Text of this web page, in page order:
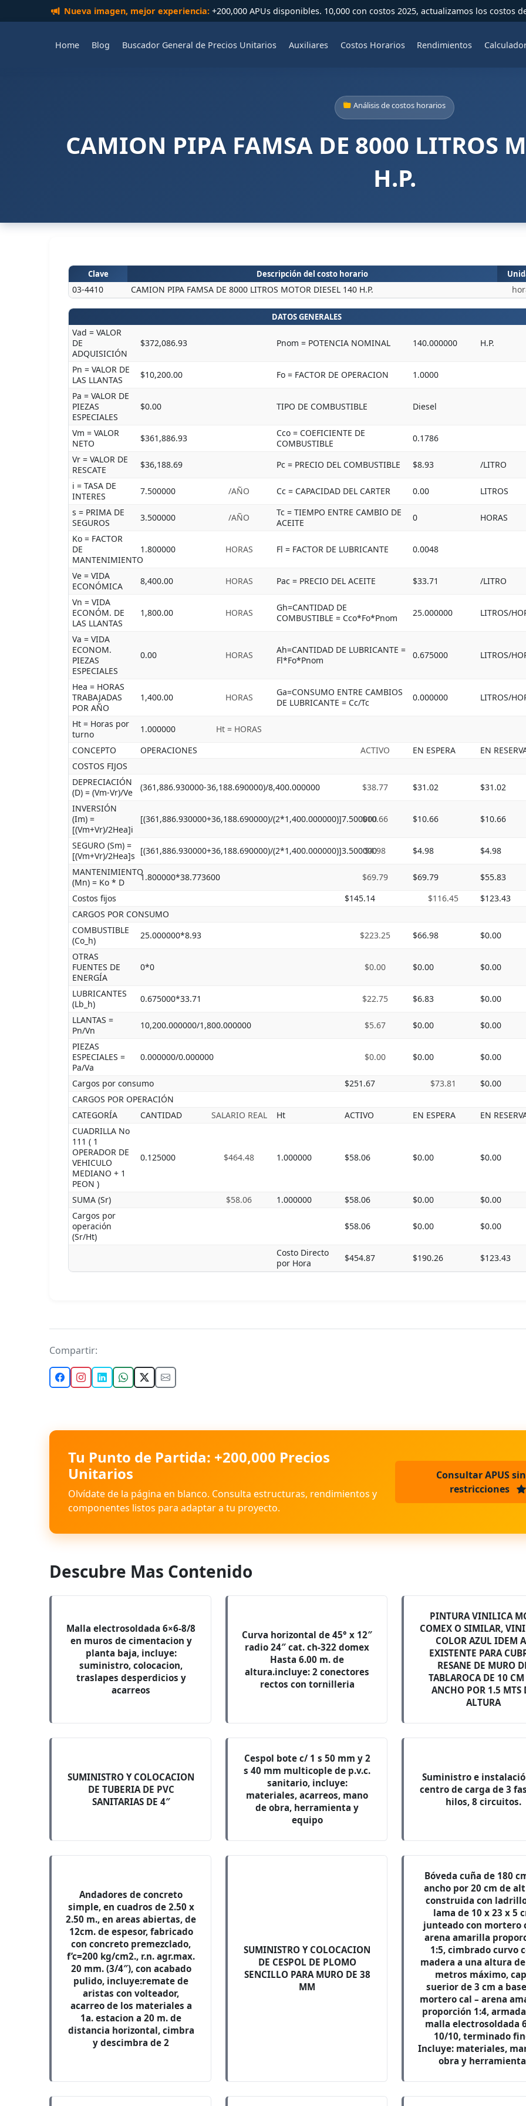
Nueva imagen, mejor experiencia:+200,000 APUs disponibles. 10,000 con costos 2025, actualizamos los costos
Home Blog Buscador General de Precios Unitarios Auxiliares Costos Horarios Rendimientos
Análisis de costos horarios
CAMION PIPA FAMSA DE 8000 LITROS
H.P.
Clave Descripción del costo horario
03-4410 CAMION PIPA FAMSA DE 8000 LITROS MOTOR DIESEL 140 H.P.
DATOS GENERALES
Vad = VALOR
DE
ADQUISICIÓN
$372,086.93 Pnom = POTENCIA NOMINAL 140.000000 H.P.
Pn = VALOR DE
LAS LLANTAS
$10,200.00 Fo = FACTOR DE OPERACION
1.0000
Pa = VALOR DE
PIEZAS
ESPECIALES
$0.00 TIPO DE COMBUSTIBLE Diesel
Vm = VALOR
NETO
$361,886.93
Cco = COEFICIENTE DE
COMBUSTIBLE
0.1786
Vr = VALOR DE
RESCATE
$36,188.69 Pc = PRECIO DEL COMBUSTIBLE $8.93
/LITRO
i = TASA DE
INTERES
7.500000 /AÑO Cc = CAPACIDAD DEL CARTER 0.00
LITROS
s = PRIMA DE
SEGUROS
3.500000 /AÑO
Tc = TIEMPO ENTRE CAMBIO DE
ACEITE
0
HORAS
Ko = FACTOR
DE
MANTENIMIENTO
1.800000 HORAS Fl = FACTOR DE LUBRICANTE 0.0048
Ve = VIDA
ECONÓMICA
8,400.00 HORAS Pac = PRECIO DEL ACEITE $33.71
/LITRO
Vn = VIDA
ECONÓM. DE
LAS LLANTAS
1,800.00 HORAS
Gh=CANTIDAD DE
COMBUSTIBLE = Cco*Fo*Pnom
25.000000 LITROS/
Va = VIDA
ECONOM.
PIEZAS
ESPECIALES
0.00 HORAS
Ah=CANTIDAD DE LUBRICANTE =
Fl*Fo*Pnom
0.675000 LITROS/
Hea = HORAS
TRABAJADAS
POR AÑO
1,400.00 HORAS
Ga=CONSUMO ENTRE CAMBIOS
DE LUBRICANTE = Cc/Tc
0.000000 LITROS/
Ht = Horas por
turno
1.000000
Ht = HORAS
CONCEPTO
OPERACIONES ACTIVO EN ESPERA
EN
COSTOS FIJOS
DEPRECIACIÓN
(D) = (Vm-Vr)/Ve
(361,886.930000-36,188.690000)/8,400.000000 $38.77 $31.02
$31.02
INVERSIÓN
(Im) =
[(Vm+Vr)/2Hea]i
[(361,886.930000+36,188.690000)/(2*1,400.000000)]7.500000
$10.66 $10.66 $10.66
SEGURO (Sm) =
[(Vm+Vr)/2Hea]s [(361,886.930000+36,188.690000)/(2*1,400.000000)]3.500000
$4.98 $4.98
$4.98
MANTENIMIENTO
(Mn) = Ko * D
1.800000*38.773600 $69.79 $69.79
$55.83
Costos fijos
$145.14 $116.45
$123.43
CARGOS POR CONSUMO
COMBUSTIBLE
(Co_h)
25.000000*8.93 $223.25 $66.98
$0.00
OTRAS
FUENTES DE
ENERGÍA
0*0 $0.00 $0.00 $0.00
LUBRICANTES
(Lb_h)
0.675000*33.71 $22.75 $6.83
$0.00
LLANTAS =
Pn/Vn
10,200.000000/1,800.000000 $5.67 $0.00
$0.00
PIEZAS
ESPECIALES =
Pa/Va
0.000000/0.000000 $0.00 $0.00 $0.00
Cargos por consumo $251.67 $73.81
$0.00
CARGOS POR OPERACIÓN
CATEGORÍA
CANTIDAD SALARIO REAL Ht ACTIVO EN ESPERA
EN
CUADRILLA No
111 ( 1
OPERADOR DE
VEHICULO
MEDIANO + 1
PEON )
0.125000 $464.48 1.000000 $58.06 $0.00 $0.00
SUMA (Sr) $58.06 1.000000 $58.06 $0.00
$0.00
Cargos por
operación
(Sr/Ht)
$58.06 $0.00 $0.00
Costo Directo
por Hora
$454.87 $190.26 $123.43
Compartir:
Tu Punto de Partida: +200,000 Precios
Unitarios
Olvídate de la página en blanco. Consulta estructuras, rendimientos y
componentes listos para adaptar a tu proyecto.
Consultar APUS sin
restricciones
Descubre Mas Contenido
Malla electrosoldada 6×6-8/8
en muros de cimentacion y
planta baja, incluye:
suministro, colocacion,
traslapes desperdicios y
acarreos
Curva horizontal de 45° x 12″
radio 24″ cat. ch-322 domex
Hasta 6.00 m. de
altura.incluye: 2 conectores
rectos con tornilleria
PINTURA VINILICA
COMEX O SIMILAR,
COLOR AZUL IDEM
EXISTENTE PARA
RESANE DE MURO
TABLAROCA DE 10 CM
ANCHO POR 1.5 MTS
ALTURA
SUMINISTRO Y COLOCACION
DE TUBERIA DE PVC
SANITARIAS DE 4″
Cespol bote c/ 1 s 50 mm y 2
s 40 mm multicople de p.v.c.
sanitario, incluye:
materiales, acarreos, mano
de obra, herramienta y
equipo
Suministro e
centro de carga de 3
hilos, 8 circuitos.
Andadores de concreto
simple, en cuadros de 2.50 x
2.50 m., en areas abiertas, de
12cm. de espesor, fabricado
con concreto premezclado,
f’c=200 kg/cm2., r.n. agr.max.
20 mm. (3/4″), con acabado
pulido, incluye:remate de
aristas con volteador,
acarreo de los materiales a
1a. estacion a 20 m. de
distancia horizontal, cimbra
y descimbra de 2
SUMINISTRO Y COLOCACION
DE CESPOL DE PLOMO
SENCILLO PARA MURO DE 38
MM
Bóveda cuña de 180
ancho por 20 cm de
construida con
lama de 10 x 23 x 5
junteado con mortero
arena amarilla
1:5, cimbrado curvo
madera a una altura
metros máximo,
suerior de 3 cm a
mortero cal – arena
proporción 1:4,
malla electrosoldada
10/10, terminado
Incluye: materiales,
obra y